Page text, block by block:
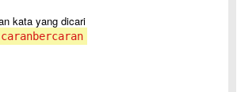
kata yang dicari
caranbercaran